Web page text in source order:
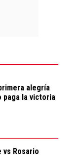
alegría
paga la victoria
vs Rosario